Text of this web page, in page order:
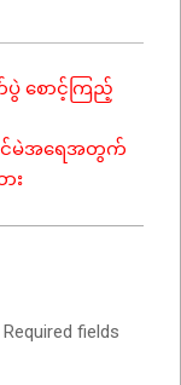
စောင့်ကြည့်
င်မဲအရေအတွက်
း
Required fields